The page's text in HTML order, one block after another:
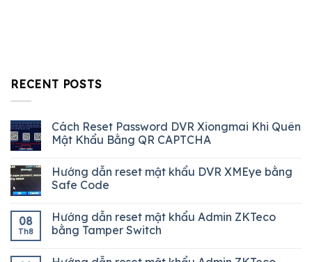
RECENT POSTS
Cách Reset Password DVR Xiongmai Khi Quên
Mật Khẩu Bằng QR CAPTCHA
Hướng dẫn reset mật khẩu DVR XMEye bằng
Safe Code
08
Th8
Hướng dẫn reset mật khẩu Admin ZKTeco
bằng Tamper Switch